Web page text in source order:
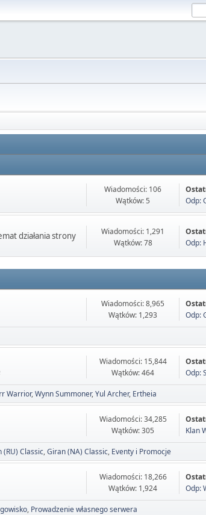
Wiadomości: 106
Wątków: 5
Odp:
działania strony
Wiadomości: 1,291
Wątków: 78
Odp:
Wiadomości: 8,965
Wątków: 1,293
Odp:
Wiadomości: 15,844
Wątków: 464
Odp:
Warrior Wynn Summoner Yul Archer Ertheia
Wiadomości: 34,285
Wątków: 305
Klan
(RU) Classic Giran (NA) Classic Eventy i Promocje
Wiadomości: 18,266
Wątków: 1,924
Odp:
Prowadzenie własnego serwera